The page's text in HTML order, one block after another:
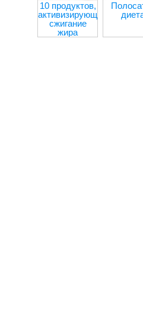
10 продуктов,
активизирующих
сжигание
жира